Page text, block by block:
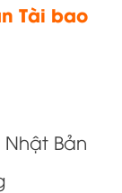
Tài bao
Bản